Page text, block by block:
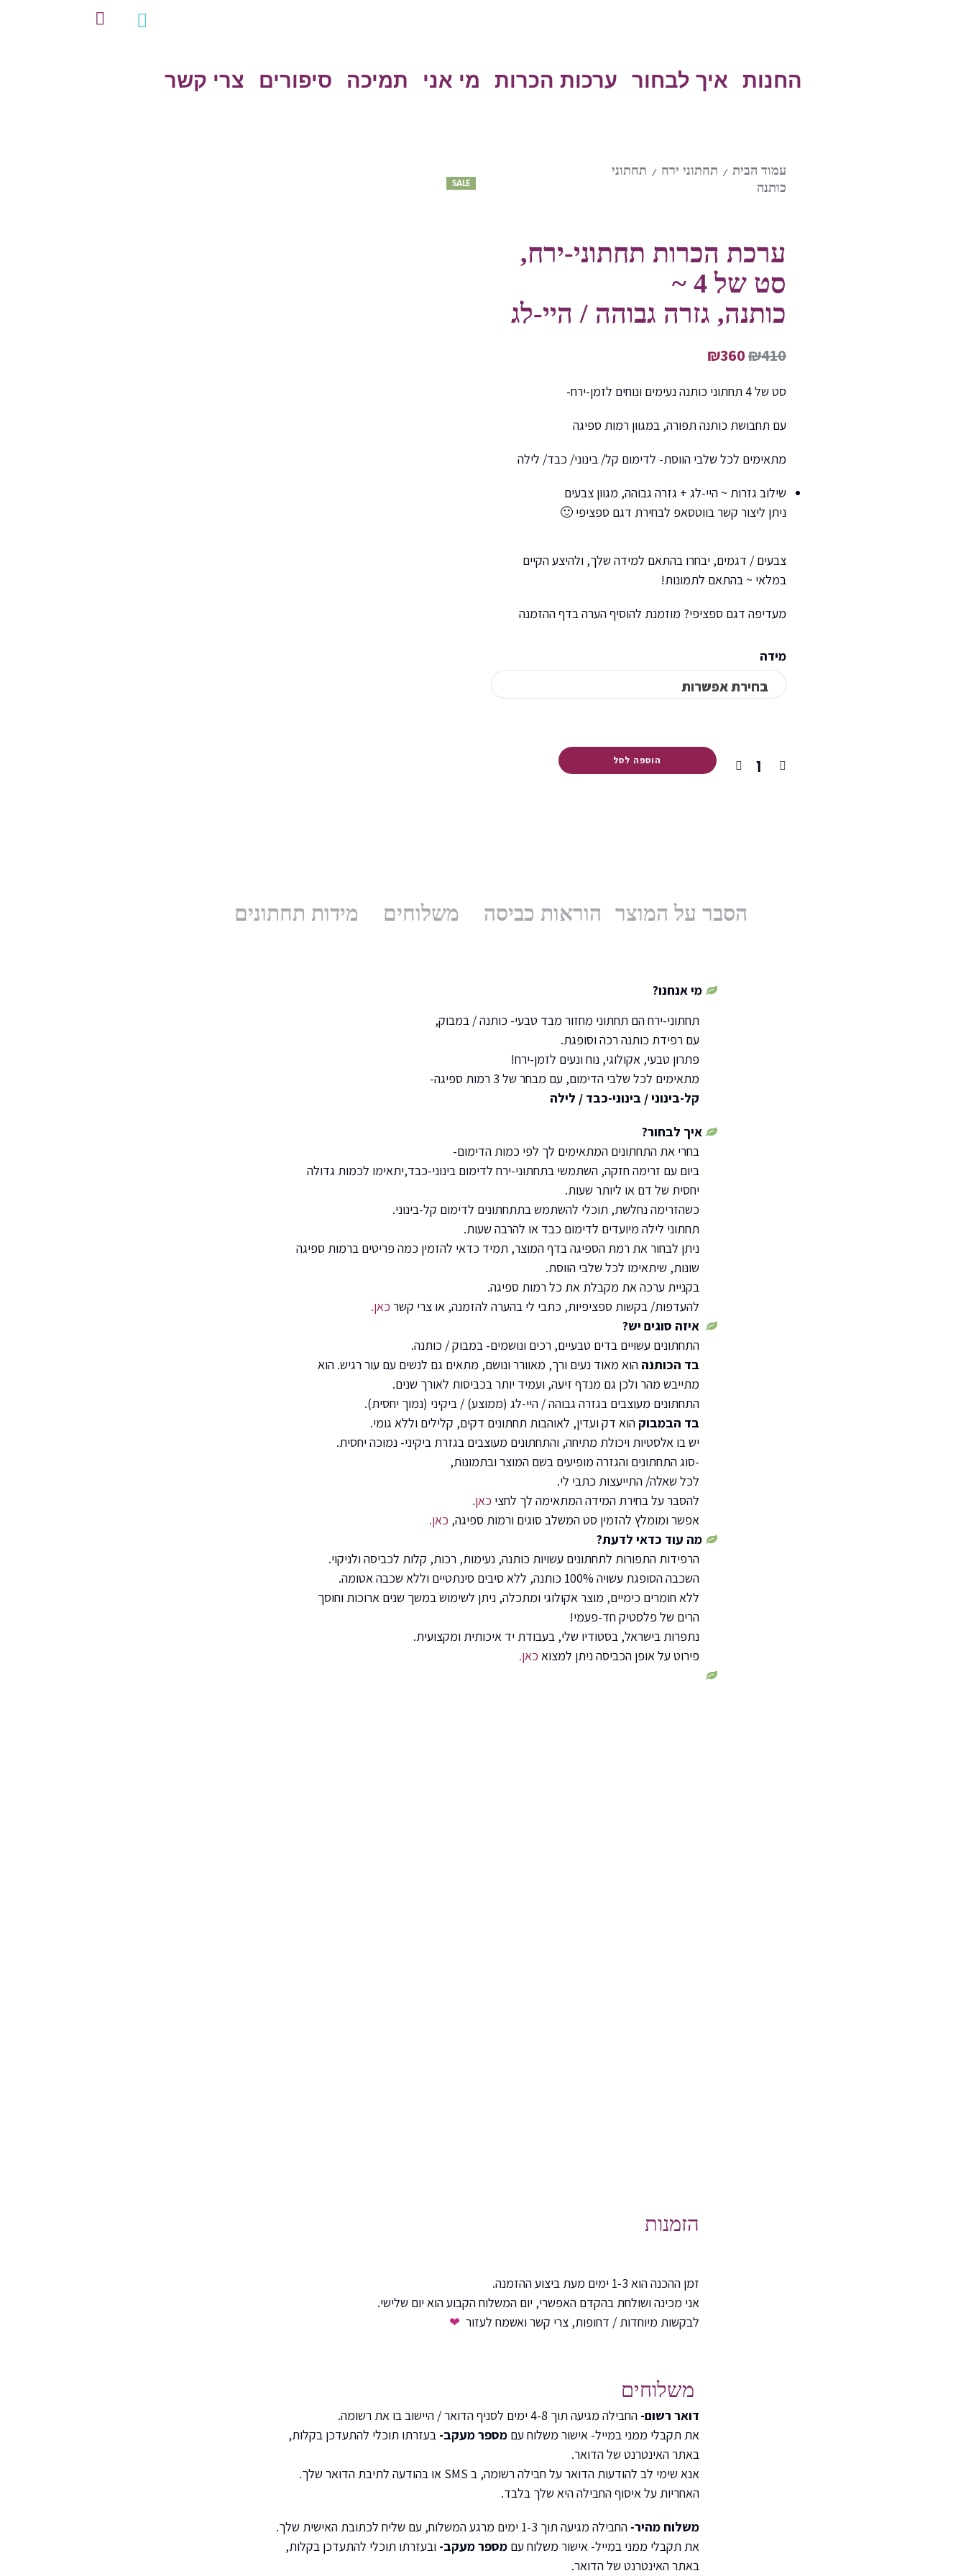
החנות איך לבחור ערכות הכרות מי אני תמיכה סיפורים צרי קשר
SALE
עמוד הבית / תחתוני ירח /
תחתוני
כותנה
ערכת הכרות תחתוני-ירח,
סט של 4 ~
כותנה, גזרה גבוהה / היי-לג
₪410
₪360
סט של 4 תחתוני כותנה נעימים ונוחים לזמן-ירח-
עם תחבושת כותנה תפורה, במגוון רמות ספיגה
מתאימים לכל שלבי הווסת- לדימום קל/ בינוני/ כבד/ לילה
שילוב גזרות ~ היי-לג + גזרה גבוהה, מגוון צבעים
ניתן ליצור קשר בווטסאפ לבחירת דגם ספציפי 🙂
צבעים / דגמים, יבחרו בהתאם למידה שלך, ולהיצע הקיים
במלאי ~ בהתאם לתמונות!
מעדיפה דגם ספציפי? מוזמנת להוסיף הערה בדף ההזמנה
מידה
הוספה לסל
הסבר על המוצר הוראות כביסה משלוחים מידות תחתונים
מי אנחנו?
תחתוני-ירח הם תחתוני מחזור מבד טבעי- כותנה / במבוק,
עם רפידת כותנה רכה וסופגת.
פתרון טבעי, אקולוגי, נוח ונעים לזמן-ירח!
מתאימים לכל שלבי הדימום, עם מבחר של 3 רמות ספיגה-
קל-בינוני / בינוני-כבד / לילה
איך לבחור?
בחרי את התחתונים המתאימים לך לפי כמות הדימום-
ביום עם זרימה חזקה, השתמשי בתחתוני-ירח לדימום בינוני-כבד,יתאימו לכמות גדולה
יחסית של דם או ליותר שעות.
כשהזרימה נחלשת, תוכלי להשתמש בתתחתונים לדימום קל-בינוני.
תחתוני לילה מיועדים לדימום כבד או להרבה שעות.
ניתן לבחור את רמת הספיגה בדף המוצר, תמיד כדאי להזמין כמה פריטים ברמות ספיגה
שונות, שיתאימו לכל שלבי הווסת.
בקניית ערכה את מקבלת את כל רמות ספיגה.
להעדפות/ בקשות ספציפיות, כתבי לי בהערה להזמנה, או צרי קשר כאן.
איזה סוגים יש?
התחתונים עשויים בדים טבעיים, רכים ונושמים- במבוק / כותנה.
בד הכותנה הוא מאוד נעים ורך, מאוורר ונושם, מתאים גם לנשים עם עור רגיש. הוא
מתייבש מהר ולכן גם מנדף זיעה, ועמיד יותר בכביסות לאורך שנים.
התחתונים מעוצבים בגזרה גבוהה / היי-לג (ממוצע) / ביקיני (נמוך יחסית).
בד הבמבוק הוא דק ועדין, לאוהבות תחתונים דקים, קלילים וללא גומי.
יש בו אלסטיות ויכולת מתיחה, והתחתונים מעוצבים בגזרת ביקיני- נמוכה יחסית.
-סוג התחתונים והגזרה מופיעים בשם המוצר ובתמונות,
לכל שאלה/ התייעצות כתבי לי.
להסבר על בחירת המידה המתאימה לך לחצי כאן.
אפשר ומומלץ להזמין סט המשלב סוגים ורמות ספיגה, כאן.
מה עוד כדאי לדעת?
הרפידות התפורות לתחתונים עשויות כותנה, נעימות, רכות, קלות לכביסה ולניקוי.
השכבה הסופגת עשויה 100% כותנה, ללא סיבים סינתטיים וללא שכבה אטומה.
ללא חומרים כימיים, מוצר אקולוגי ומתכלה, ניתן לשימוש במשך שנים ארוכות וחוסך
הרים של פלסטיק חד-פעמי!
נתפרות בישראל, בסטודיו שלי, בעבודת יד איכותית ומקצועית.
פירוט על אופן הכביסה ניתן למצוא כאן.
הזמנות
זמן ההכנה הוא 1-3 ימים מעת ביצוע ההזמנה.
אני מכינה ושולחת בהקדם האפשרי, יום המשלוח הקבוע הוא יום שלישי.
לבקשות מיוחדות / דחופות, צרי קשר ואשמח לעזור ❤
משלוחים
דואר רשום- החבילה מגיעה תוך 4-8 ימים לסניף הדואר / היישוב בו את רשומה.
את תקבלי ממני במייל- אישור משלוח עם מספר מעקב- בעזרתו תוכלי להתעדכן בקלות,
באתר האינטרנט של הדואר.
אנא שימי לב להודעות הדואר על חבילה רשומה, ב SMS או בהודעה לתיבת הדואר שלך.
האחריות על איסוף החבילה היא שלך בלבד.
משלוח מהיר- החבילה מגיעה תוך 1-3 ימים מרגע המשלוח, עם שליח לכתובת האישית שלך.
את תקבלי ממני במייל- אישור משלוח עם מספר מעקב- ובעזרתו תוכלי להתעדכן בקלות,
באתר האינטרנט של הדואר.